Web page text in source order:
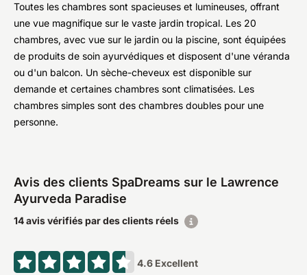
Toutes les chambres sont spacieuses et lumineuses, offrant
une vue magnifique sur le vaste jardin tropical. Les 20
chambres, avec vue sur le jardin ou la piscine, sont équipées
de produits de soin ayurvédiques et disposent d'une véranda
ou d'un balcon. Un sèche-cheveux est disponible sur
demande et certaines chambres sont climatisées. Les
chambres simples sont des chambres doubles pour une
personne.
Avis des clients SpaDreams sur le Lawrence
Ayurveda Paradise
14 avis vérifiés par des clients réels
4.6 Excellent